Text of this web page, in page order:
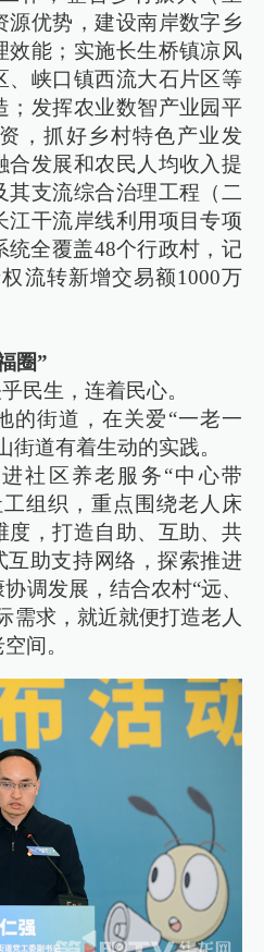
源优势，建设南岸数字乡
效能；实施长生桥镇凉风
、峡口镇西流大石片区等
；发挥农业数智产业园平
，抓好乡村特色产业发
合发展和农民人均收入提
其支流综合治理工程（二
江干流岸线利用项目专项
全覆盖48个行政村，记
流转新增交易额1000万
圈”
民生，连着民心。
的街道，在关爱“一老一
街道有着生动的实践。
社区养老服务“中心带
组织，重点围绕老人床
度，打造自助、互助、共
互助支持网络，探索推进
调发展，结合农村“远、
需求，就近就便打造老人
间。